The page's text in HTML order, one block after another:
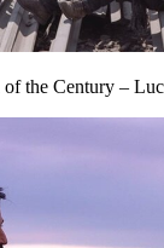
of the Century –